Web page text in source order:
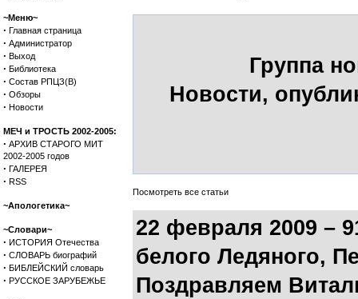
~Меню~
· Главная страница
· Администратор
· Выход
· Библиотека
· Состав РПЦЗ(В)
· Обзоры
· Новости
МЕЧ и ТРОСТЬ 2002-2005:
· АРХИВ СТАРОГО МИТ
2002-2005 годов
· ГАЛЕРЕЯ
· RSS
~Апологетика~
~Словари~
· ИСТОРИЯ Отечества
· СЛОВАРЬ биографий
· БИБЛЕЙСКИЙ словарь
· РУССКОЕ ЗАРУБЕЖЬЕ
Группа
Новости,
Посмотреть все статьи
22 февраля 2009 –
белого Ледяного,
Поздравляем